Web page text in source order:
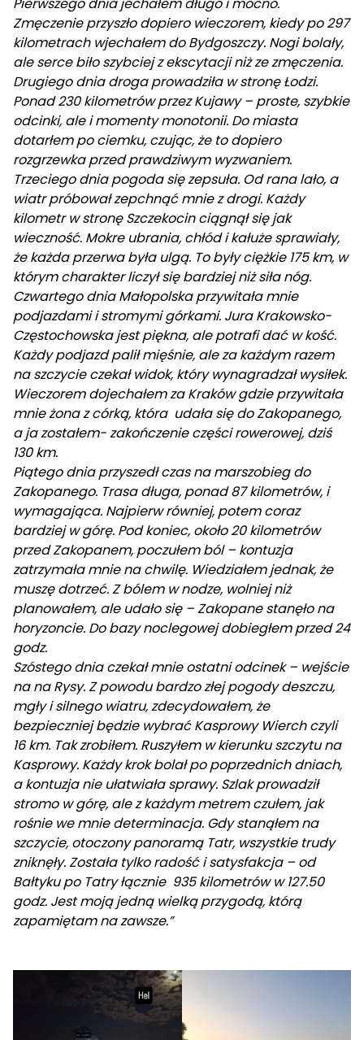
Zmęczenie przyszło dopiero wieczorem, kiedy po 297
kilometrach wjechałem do Bydgoszczy. Nogi bolały,
ale serce biło szybciej z ekscytacji niż ze zmęczenia.
Drugiego dnia droga prowadziła w stronę Łodzi.
Ponad 230 kilometrów przez Kujawy – proste, szybkie
odcinki, ale i momenty monotonii. Do miasta
dotarłem po ciemku, czując, że to dopiero
rozgrzewka przed prawdziwym wyzwaniem.
Trzeciego dnia pogoda się zepsuła. Od rana lało, a
wiatr próbował zepchnąć mnie z drogi. Każdy
kilometr w stronę Szczekocin ciągnął się jak
wieczność. Mokre ubrania, chłód i kałuże sprawiały,
że każda przerwa była ulgą. To były ciężkie 175 km, w
którym charakter liczył się bardziej niż siła nóg.
Czwartego dnia Małopolska przywitała mnie
podjazdami i stromymi górkami. Jura Krakowsko-
Częstochowska jest piękna, ale potrafi dać w kość.
Każdy podjazd palił mięśnie, ale za każdym razem
na szczycie czekał widok, który wynagradzał wysiłek.
Wieczorem dojechałem za Kraków gdzie przywitała
mnie żona z córką, która udała się do Zakopanego,
a ja zostałem- zakończenie części rowerowej, dziś
130 km.
Piątego dnia przyszedł czas na marszobieg do
Zakopanego. Trasa długa, ponad 87 kilometrów, i
wymagająca. Najpierw równiej, potem coraz
bardziej w górę. Pod koniec, około 20 kilometrów
przed Zakopanem, poczułem ból – kontuzja
zatrzymała mnie na chwilę. Wiedziałem jednak, że
muszę dotrzeć. Z bólem w nodze, wolniej niż
planowałem, ale udało się – Zakopane stanęło na
horyzoncie. Do bazy noclegowej dobiegłem przed 24
godz.
Szóstego dnia czekał mnie ostatni odcinek – wejście
na na Rysy. Z powodu bardzo złej pogody deszczu,
mgły i silnego wiatru, zdecydowałem, że
bezpieczniej będzie wybrać Kasprowy Wierch czyli
16 km. Tak zrobiłem. Ruszyłem w kierunku szczytu na
Kasprowy. Każdy krok bolał po poprzednich dniach,
a kontuzja nie ułatwiała sprawy. Szlak prowadził
stromo w górę, ale z każdym metrem czułem, jak
rośnie we mnie determinacja. Gdy stanąłem na
szczycie, otoczony panoramą Tatr, wszystkie trudy
zniknęły. Została tylko radość i satysfakcja – od
Bałtyku po Tatry łącznie 935 kilometrów w 127.50
godz. Jest moją jedną wielką przygodą, którą
zapamiętam na zawsze.”